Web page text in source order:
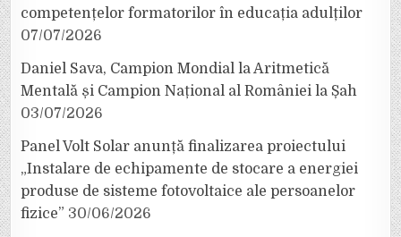
competențelor formatorilor în educația adulților
07/07/2026
Daniel Sava, Campion Mondial la Aritmetică
Mentală și Campion Național al României la Șah
03/07/2026
Panel Volt Solar anunță finalizarea proiectului
„Instalare de echipamente de stocare a energiei
produse de sisteme fotovoltaice ale persoanelor
fizice” 30/06/2026